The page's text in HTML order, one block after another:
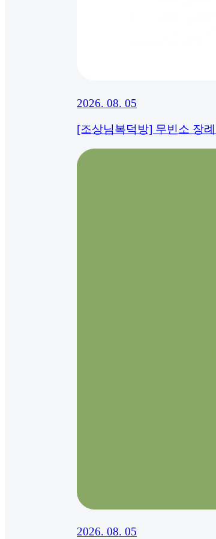
2026. 08. 05
[조상님복덕방] 무빈소 장
2026. 08. 05